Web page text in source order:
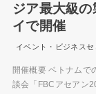
ジア最大級
イで開催
イベント・ビジネスセ
開催概要 ベトナムで
談会「FBCアセアン